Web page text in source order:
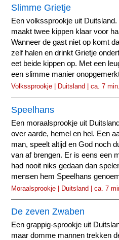
Slimme Grietje
Een volkssprookje uit
maakt twee kippen klaar voor
Wanneer de gast niet op komt
zelf halen en drinkt Grietje
eet beide kippen op. Met een
een slimme manier
Volkssprookje | Duitsland | ca. 7 min.
Speelhans
Een moraalsprookje uit
over aarde, hemel en hel. Een
man, speelt altijd en God noch
van af brengen. Er is eens een
had nooit niks gedaan dan
mensen hem Speelhans
Moraalsprookje | Duitsland | ca. 7
De zeven Zwaben
Een grappig-sprookje uit
maar domme mannen trekken